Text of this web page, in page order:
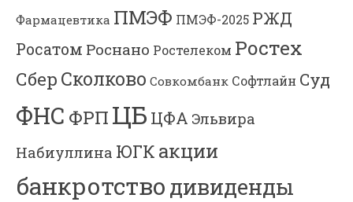
Фармацевтика ПМЭФ ПМЭФ-2025 РЖД
Росатом Роснано Ростелеком Ростех
Сбер Сколково Совкомбанк Софтлайн Суд
ФНС ФРП ЦБ ЦФА Эльвира
Набиуллина ЮГК акции
банкротство дивиденды